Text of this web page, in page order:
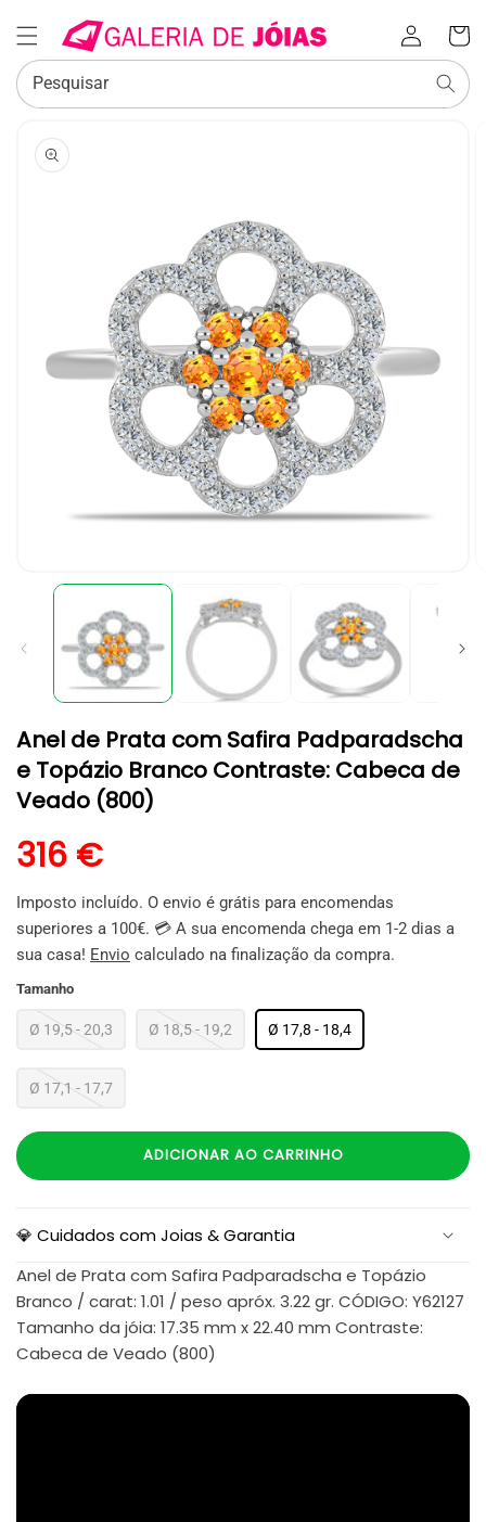
Iniciar
sessão
Carrinho
Pesquisar
SALTAR PARA
INFORMAÇÃO
DO PRODUTO
conteúdo
em
Anel de Prata com Safira Padparadscha
e Topázio Branco Contraste: Cabeca de
Veado (800)
Preço normal
316 €
Imposto incluído. O envio é grátis para encomendas
superiores a 100€. 💳 A sua encomenda chega em 1-2 dias a
sua casa! Envio calculado na finalização da compra.
Tamanho
Ø 19,5 - 20,3 Ø 18,5 - 19,2 Ø 17,8 - 18,4
Ø 17,1 - 17,7
ADICIONAR AO CARRINHO
💎 Cuidados com Joias & Garantia
Anel de Prata com Safira Padparadscha e Topázio
Branco / carat: 1.01 / peso apróx. 3.22 gr. CÓDIGO: Y62127
Tamanho da jóia: 17.35 mm x 22.40 mm Contraste:
Cabeca de Veado (800)